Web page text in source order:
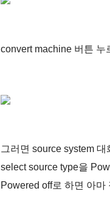
convert machine 버튼 누
그러면 source system
select source type을
Powered off로 하면 아